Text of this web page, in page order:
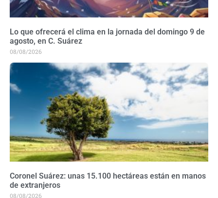
Lo que ofrecerá el clima en la jornada del domingo 9 de
agosto, en C. Suárez
08/08/2026
Coronel Suárez: unas 15.100 hectáreas están en manos
de extranjeros
08/08/2026